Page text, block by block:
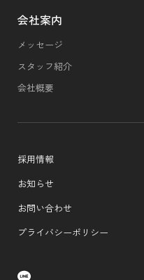
会社案内
メッセージ
スタッフ紹介
会社概要
採用情報
お知らせ
お問い合わせ
プライバシーポリシー